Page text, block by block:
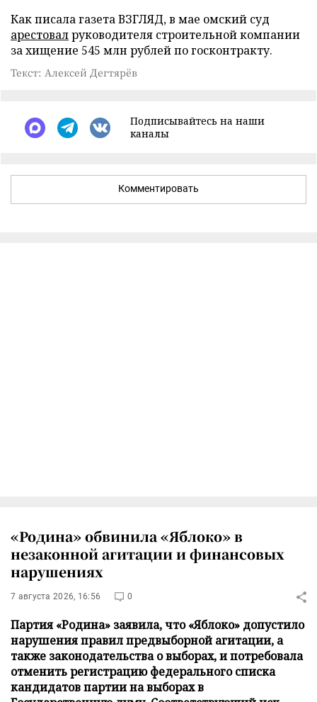
Как писала газета ВЗГЛЯД, в мае омский суд
арестовалруководителя строительной компании
за хищение 545 млн рублей по госконтракту.
Текст: Алексей Дегтярёв
Подписывайтесь на наши
каналы
Комментировать
«Родина» обвинила «Яблоко» в
незаконной агитации и финансовых
нарушениях
7 августа 2026, 16:56 0
Партия «Родина» заявила, что «Яблоко» допустило
нарушения правил предвыборной агитации, а
также законодательства о выборах, и потребовала
отменить регистрацию федерального списка
кандидатов партии на выборах в